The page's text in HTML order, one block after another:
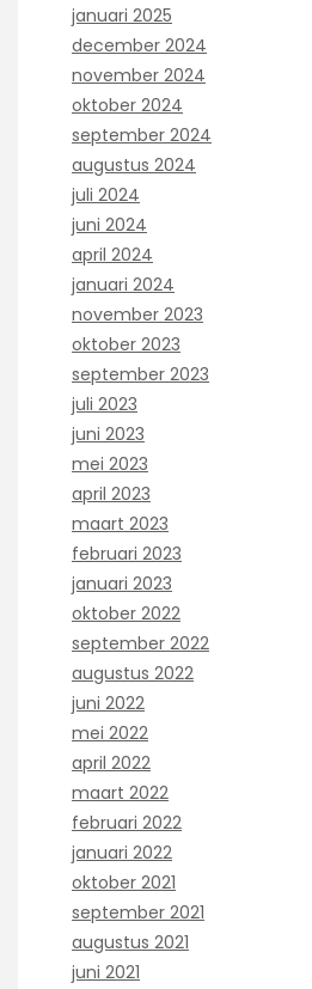
januari 2025
december 2024
november 2024
oktober 2024
september 2024
augustus 2024
juli 2024
juni 2024
april 2024
januari 2024
november 2023
oktober 2023
september 2023
juli 2023
juni 2023
mei 2023
april 2023
maart 2023
februari 2023
januari 2023
oktober 2022
september 2022
augustus 2022
juni 2022
mei 2022
april 2022
maart 2022
februari 2022
januari 2022
oktober 2021
september 2021
augustus 2021
juni 2021